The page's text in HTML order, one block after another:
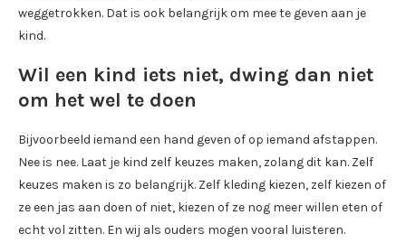
weggetrokken. Dat is ook belangrijk om mee te geven aan je
kind.
Wil een kind iets niet, dwing dan niet
om het wel te doen
Bijvoorbeeld iemand een hand geven of op iemand afstappen.
Nee is nee. Laat je kind zelf keuzes maken, zolang dit kan. Zelf
keuzes maken is zo belangrijk. Zelf kleding kiezen, zelf kiezen of
ze een jas aan doen of niet, kiezen of ze nog meer willen eten of
echt vol zitten. En wij als ouders mogen vooral luisteren.